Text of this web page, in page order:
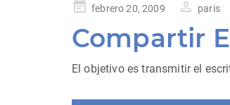
Publicado
febrero 20, 2009 paris
Compartir
El objetivo es transmitir el